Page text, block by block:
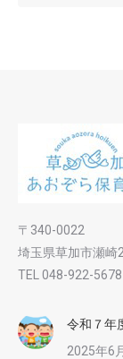
〒340-0022
埼玉県草加市瀬崎
TEL 048-922-5678
令和７
2025年6